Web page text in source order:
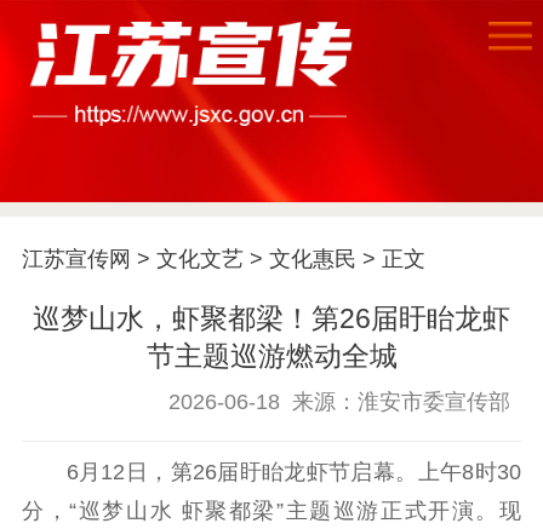
首页
江苏要闻
通知公告 信息公开制度
信息公开指南
江苏宣传网 > 文化文艺> 文化惠民 > 正文
巡梦山水，虾聚都梁！第26届盱眙龙虾
节主题巡游燃动全城
2026-06-18 来源：淮安市委宣传部
6月12日，第26届盱眙龙虾节启幕。上午8时30
分，“巡梦山水 虾聚都梁”主题巡游正式开演。现